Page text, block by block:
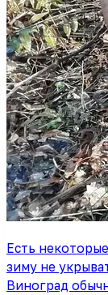
Есть
зиму не
Виноград